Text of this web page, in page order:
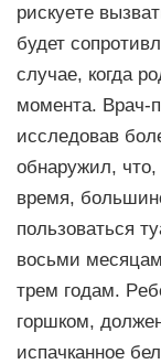
pискyeте
будет
случае, когда
момента. Врач-
исследовав
обнаружил, что,
время,
пользоваться
восьми
трем годам.
горшком,
иcпaчкaннoe